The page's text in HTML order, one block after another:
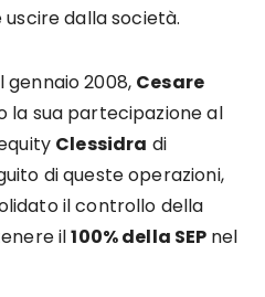
dalla società.
gennaio 2008, Cesare
la sua partecipazione al
Clessidra di
di queste operazioni,
il controllo della
il100% della SEP nel